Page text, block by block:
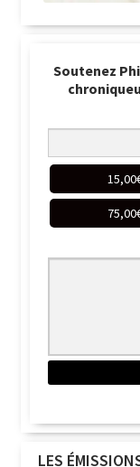
Soutenez
15,00
75,00
LES